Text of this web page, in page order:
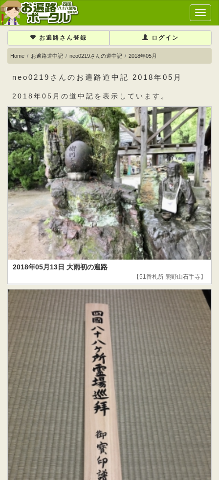
メ
イ
メ
ュ
お遍路さん登録 ログイン
Home お遍路道中記 neo0219さんの道中記 2018年05月
neo0219さんのお遍路道中記 2018年05月
2018年05月の道中記を表示しています。
2018年05月13日 大雨初の遍路
【51番札所 熊野山石手寺】